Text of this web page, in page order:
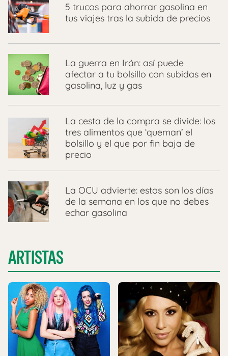
5 trucos para ahorrar gasolina en
tus viajes tras la subida de precios
La guerra en Irán: así puede
afectar a tu bolsillo con subidas en
gasolina, luz y gas
La cesta de la compra se divide: los
tres alimentos que ‘queman’ el
bolsillo y el que por fin baja de
precio
La OCU advierte: estos son los días
de la semana en los que no debes
echar gasolina
ARTISTAS